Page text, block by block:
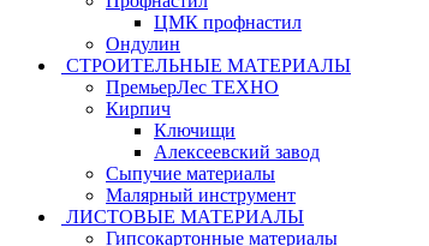
ЦМК профнастил
Ондулин
СТРОИТЕЛЬНЫЕ МАТЕРИАЛЫ
ПремьерЛес ТЕХНО
Кирпич
Ключищи
Алексеевский завод
Сыпучие материалы
Малярный инструмент
ЛИСТОВЫЕ МАТЕРИАЛЫ
Гипсокартонные материалы